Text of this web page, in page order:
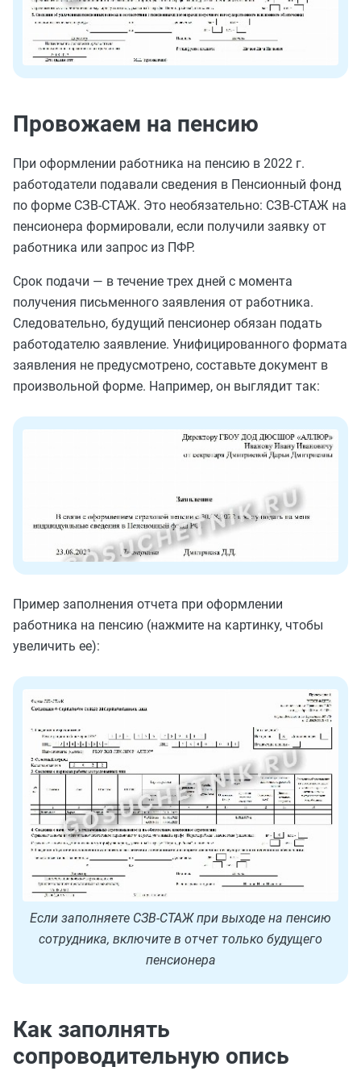
Провожаем на пенсию
При оформлении работника на пенсию в 2022 г.
работодатели подавали сведения в Пенсионный фонд
по форме СЗВ-СТАЖ. Это необязательно: СЗВ-СТАЖ на
пенсионера формировали, если получили заявку от
работника или запрос из ПФР.
Срок подачи — в течение трех дней с момента
получения письменного заявления от работника.
Следовательно, будущий пенсионер обязан подать
работодателю заявление. Унифицированного формата
заявления не предусмотрено, составьте документ в
произвольной форме. Например, он выглядит так:
Пример заполнения отчета при оформлении
работника на пенсию (нажмите на картинку, чтобы
увеличить ее):
Если заполняете СЗВ-СТАЖ при выходе на пенсию
сотрудника, включите в отчет только будущего
пенсионера
Как заполнять
сопроводительную опись